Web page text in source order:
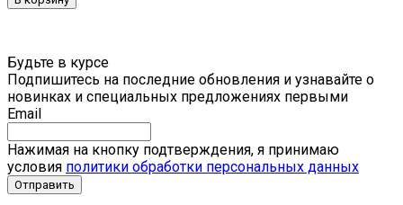
Будьте в курсе
Подпишитесь на последние обновления и узнавайте о
новинках и специальных предложениях первыми
Email
Нажимая на кнопку подтверждения, я принимаю
условия политики обработки персональных данных